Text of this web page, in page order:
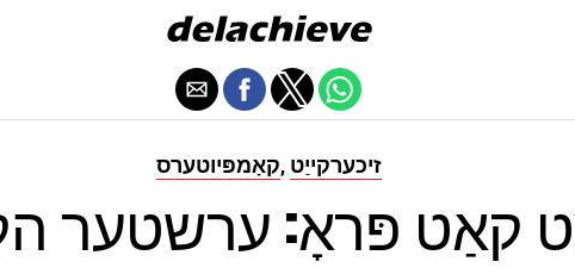
קאָמפּיוטערס, זיכערקייַט
קאַט פּראָ: ערשטער